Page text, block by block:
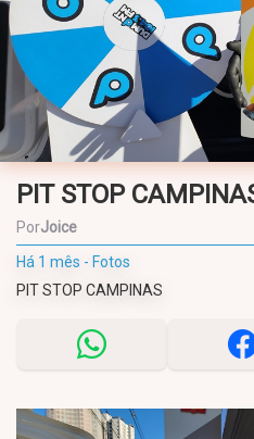
PIT STOP
PorJoice
Há 1 mês - Fotos
PIT STOP CAMPINAS